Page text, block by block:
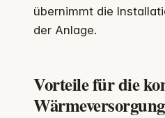
übernimmt die
der Anlage.
Vorteile für die
Wärmeversorgung